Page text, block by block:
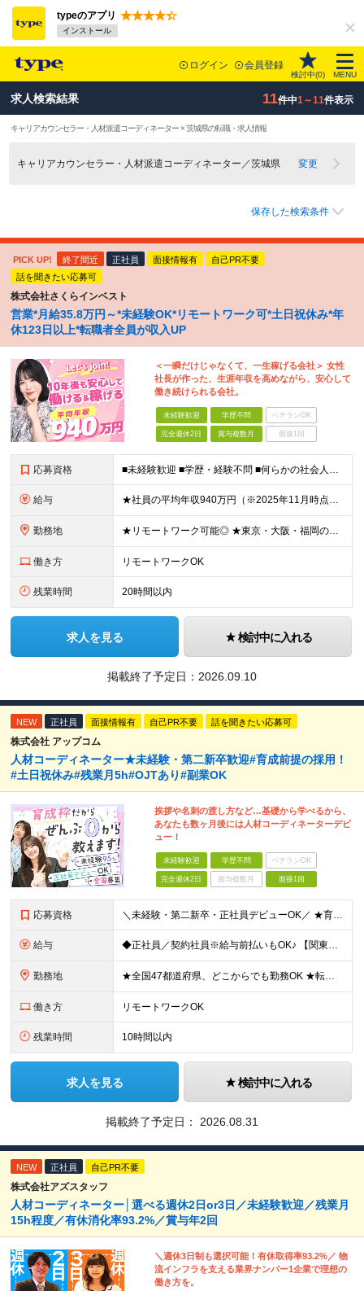
typeのアプリ
インストール
ログイン 会員登録
検討中(0) MENU
求人検索結果 11件中1～11件表示
キャリアカウンセラー・人材派遣コーディネーター × 茨城県の転職・求人情報
キャリアカウンセラー・人材派遣コーディネーター／茨城県 変更
保存した検索条件
PICK UP! 終了間近 正社員 面接情報有
自己PR不要
話を聞きたい応募可
株式会社さくらインベスト
営業*月給35.8万円～*未経験OK*リモートワーク可*土日祝休み*年
休123日以上*転職者全員が収入UP
＜一瞬だけじゃなくて、一生稼げる会社＞ 女性
社長が作った、生涯年収を高めながら、安心して
働き続けられる会社。
未経験歓迎 学歴不問 ベテランOK
完全週休2日 賞与複数月 面接1回
応募資格 ■未経験歓迎 ■学歴・経験不問 ■何らかの社会人経験がある方 ＜こんな方に向いています！＞ ・頑張った分評価されたい方 ・将来役立つ知識を身につけたい方 ・新しいことを学ぶのが好きな方 ・趣味
給与 ★社員の平均年収940万円（※2025年11月時点） ★転職者は全員収入アップを実現 ★入社半年で昇給した実績あり！ 【営業未経験】 月給35万8,000円～（固定残業代含む）＋インセンティブ ＋賞
勤務地 ★リモートワーク可能◎ ★東京・大阪・福岡の3拠点で募集中／ご希望の勤務地で配属します ★転勤なし ＜東京支店＞ 東京都港区三田1丁目4番28号 三田国際ビル2階 ＜大阪本社＞ 大阪府大阪市北区梅
働き方 リモートワークOK
残業時間 20時間以内
求人を見る 検討中に入れる
掲載終了予定日： 2026.09.10
NEW 正社員 面接情報有 自己PR不要 話を聞きたい応募可
株式会社 アップコム
人材コーディネーター★未経験・第二新卒歓迎#育成前提の採用！
#土日祝休み#残業月5h#OJTあり#副業OK
挨拶や名刺の渡し方など…基礎から学べるから、
あなたも数ヶ月後には人材コーディネーターデビ
ュー！
未経験歓迎 学歴不問 ベテランOK
完全週休2日 賞与複数月 面接1回
応募資格 ＼未経験・第二新卒・正社員デビューOK／ ★育成前提の採用を実施中！ ■経歴・ブランク不問 ■学歴不問 ≪≪特別なスキルや経験は必要なし！≫≫ 当社では人柄重視の採用を実施しています。 働く先輩社員
給与 ◆正社員／契約社員※給与前払いもOK♪ 【関東（一都三県）】 月給25万円～ ※固定残業代（月20時間分／月3万2383円）を含む。超過分は別途支給。 ※試用期間中の給与は月給23万円～ 【関東（北
勤務地 ★全国47都道府県、どこからでも勤務OK ★転勤なし！腰を据えて活躍◎ ★マイカー通勤OK（拠点による） ★業務に慣れたら、ゆくゆくはリモート併用やフルリモートも可能 全国のお客様先にて勤務していた
働き方 リモートワークOK
残業時間 10時間以内
求人を見る 検討中に入れる
掲載終了予定日： 2026.08.31
NEW 正社員 自己PR不要
株式会社アズスタッフ
人材コーディネーター│選べる週休2日or3日／未経験歓迎／残業月
15h程度／有休消化率93.2%／賞与年2回
＼週休3日制も選択可能！有休取得率93.2%／ 物
流インフラを支える業界ナンバー1企業で理想の
働き方を。